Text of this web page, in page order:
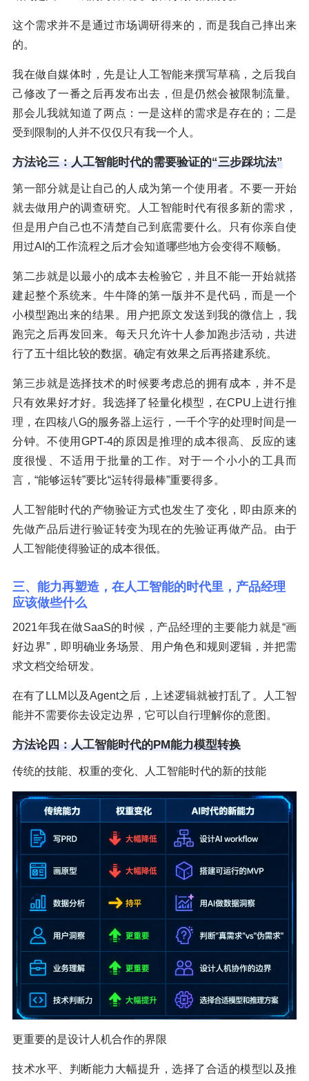
这个需求并不是通过市场调研得来的，而是我自己摔出来
的。
我在做自媒体时，先是让人工智能来撰写草稿，之后我自
己修改了一番之后再发布出去，但是仍然会被限制流量。
那会儿我就知道了两点：一是这样的需求是存在的；二是
受到限制的人并不仅仅只有我一个人。
方法论三：人工智能时代的需要验证的“三步踩坑法”
第一部分就是让自己的人成为第一个使用者。不要一开始
就去做用户的调查研究。人工智能时代有很多新的需求，
但是用户自己也不清楚自己到底需要什么。只有你亲自使
用过AI的工作流程之后才会知道哪些地方会变得不顺畅。
第二步就是以最小的成本去检验它，并且不能一开始就搭
建起整个系统来。牛牛降的第一版并不是代码，而是一个
小模型跑出来的结果。用户把原文发送到我的微信上，我
跑完之后再发回来。每天只允许十人参加跑步活动，共进
行了五十组比较的数据。确定有效果之后再搭建系统。
第三步就是选择技术的时候要考虑总的拥有成本，并不是
只有效果好才好。我选择了轻量化模型，在CPU上进行推
理，在四核八G的服务器上运行，一千个字的处理时间是一
分钟。不使用GPT-4的原因是推理的成本很高、反应的速
度很慢、不适用于批量的工作。对于一个小小的工具而
言，“能够运转”要比“运转得最棒”重要得多。
人工智能时代的产物验证方式也发生了变化，即由原来的
先做产品后进行验证转变为现在的先验证再做产品。由于
人工智能使得验证的成本很低。
三、能力再塑造，在人工智能的时代里，产品经理
应该做些什么
2021年我在做SaaS的时候，产品经理的主要能力就是“画
好边界”，即明确业务场景、用户角色和规则逻辑，并把需
求文档交给研发。
在有了LLM以及Agent之后，上述逻辑就被打乱了。人工智
能并不需要你去设定边界，它可以自行理解你的意图。
方法论四：人工智能时代的PM能力模型转换
传统的技能、权重的变化、人工智能时代的新的技能
更重要的是设计人机合作的界限
技术水平、判断能力大幅提升，选择了合适的模型以及推